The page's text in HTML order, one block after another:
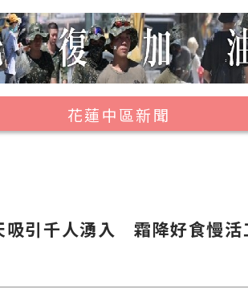
花蓮中區新聞
光復鄉
吸引千人湧入 霜降好食慢活